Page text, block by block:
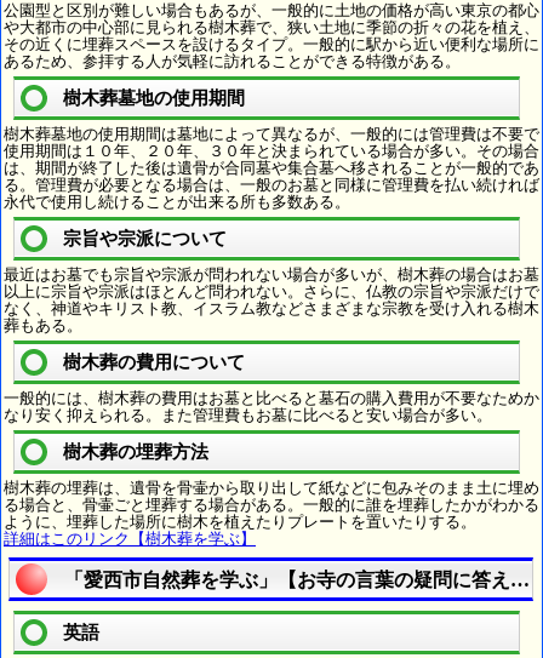
公園型と区別が難しい場合もあるが、一般的に土地の価格が高い東京の都心
や大都市の中心部に見られる樹木葬で、狭い土地に季節の折々の花を植え、
その近くに埋葬スペースを設けるタイプ。一般的に駅から近い便利な場所に
あるため、参拝する人が気軽に訪れることができる特徴がある。
樹木葬墓地の使用期間
樹木葬墓地の使用期間は墓地によって異なるが、一般的には管理費は不要で
使用期間は１０年、２０年、３０年と決まられている場合が多い。その場合
は、期間が終了した後は遺骨が合同墓や集合墓へ移されることが一般的であ
る。管理費が必要となる場合は、一般のお墓と同様に管理費を払い続ければ
永代で使用し続けることが出来る所も多数ある。
宗旨や宗派について
最近はお墓でも宗旨や宗派が問われない場合が多いが、樹木葬の場合はお墓
以上に宗旨や宗派はほとんど問われない。さらに、仏教の宗旨や宗派だけで
なく、神道やキリスト教、イスラム教などさまざまな宗教を受け入れる樹木
葬もある。
樹木葬の費用について
一般的には、樹木葬の費用はお墓と比べると墓石の購入費用が不要なためか
なり安く抑えられる。また管理費もお墓に比べると安い場合が多い。
樹木葬の埋葬方法
樹木葬の埋葬は、遺骨を骨壷から取り出して紙などに包みそのまま土に埋め
る場合と、骨壷ごと埋葬する場合がある。一般的に誰を埋葬したかがわかる
ように、埋葬した場所に樹木を植えたりプレートを置いたりする。
詳細はこのリンク【樹木葬を学ぶ】
「愛西市自然葬を学ぶ」【お寺の言葉の疑問に答える
英語